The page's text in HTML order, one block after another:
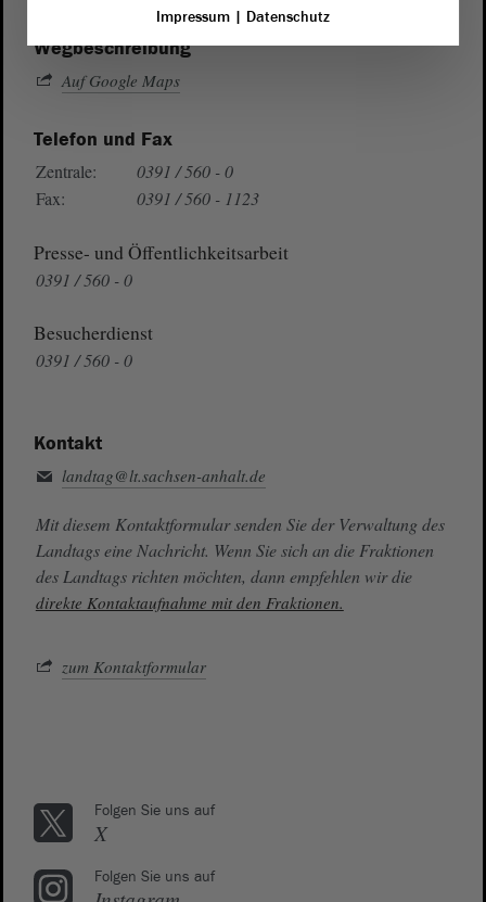
Wegbeschreibung
Auf Google Maps
Telefon und Fax
Zentrale:
0391 / 560 - 0
Fax:
0391 / 560 - 1123
Presse- und Öffentlichkeitsarbeit
0391 / 560 - 0
Besucherdienst
0391 / 560 - 0
Kontakt
landtag@lt.sachsen-anhalt.de
Mit diesem Kontaktformular senden Sie der Verwaltung des
Landtags eine Nachricht. Wenn Sie sich an die Fraktionen
des Landtags richten möchten, dann empfehlen wir die
direkte Kontaktaufnahme mit den Fraktionen.
zum Kontaktformular
Folgen Sie uns auf
X
Folgen Sie uns auf
Impressum| Datenschutz